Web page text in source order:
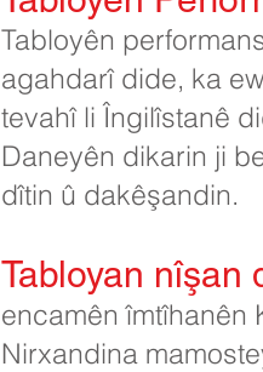
Tabloyên
agahdarî dide, ka
tevahî li Îngilîstanê
Daneyên dikarin ji
dîtin û dakêşandin.
Tabloyan nîşan
encamên îmtîhanên
Nirxandina